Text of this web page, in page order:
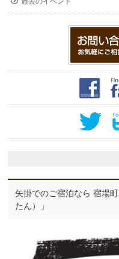
矢掛でのご宿泊なら 宿場
たん）」